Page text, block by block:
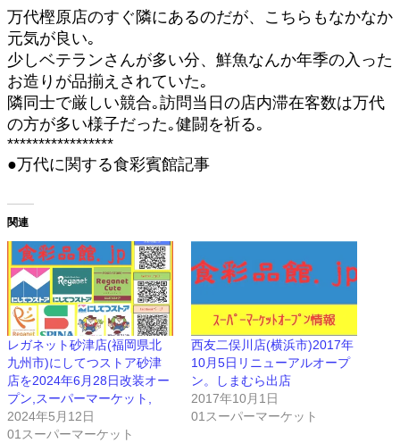
万代樫原店のすぐ隣にあるのだが、こちらもなかなか
元気が良い｡
少しベテランさんが多い分、鮮魚なんか年季の入った
お造りが品揃えされていた｡
隣同士で厳しい競合｡訪問当日の店内滞在客数は万代
の方が多い様子だった｡健闘を祈る｡
*****************
●万代に関する食彩賓館記事
関連
レガネット砂津店(福岡県北
九州市)にしてつストア砂津
店を2024年6月28日改装オー
プン,スーパーマーケット,
2024年5月12日
01スーパーマーケット
西友二俣川店(横浜市)2017年
10月5日リニューアルオープ
ン。しまむら出店
2017年10月1日
01スーパーマーケット